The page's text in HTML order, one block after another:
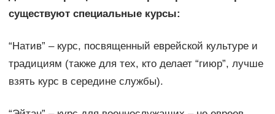
существуют специальные курсы:
“Натив” – курс, посвященный еврейской культуре и
традициям (также для тех, кто делает “гиюр”, лучше
взять курс в середине службы).